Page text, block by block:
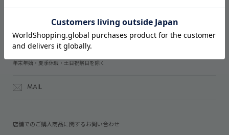
03-6809-2611
年末年始・夏季休暇・土日祝祭日を除く
MAIL
店舗でのご購入商品に関するお問い合わせ